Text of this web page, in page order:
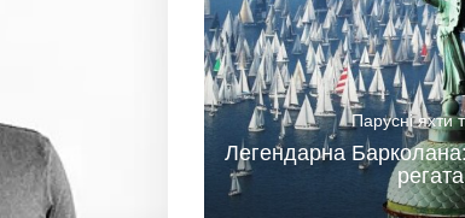
Парусні яхти
Легендарна
регата